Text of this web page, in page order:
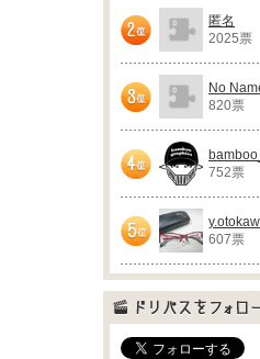
匿名
2025票
No
820票
752票
607票
ドリパスをフォローする